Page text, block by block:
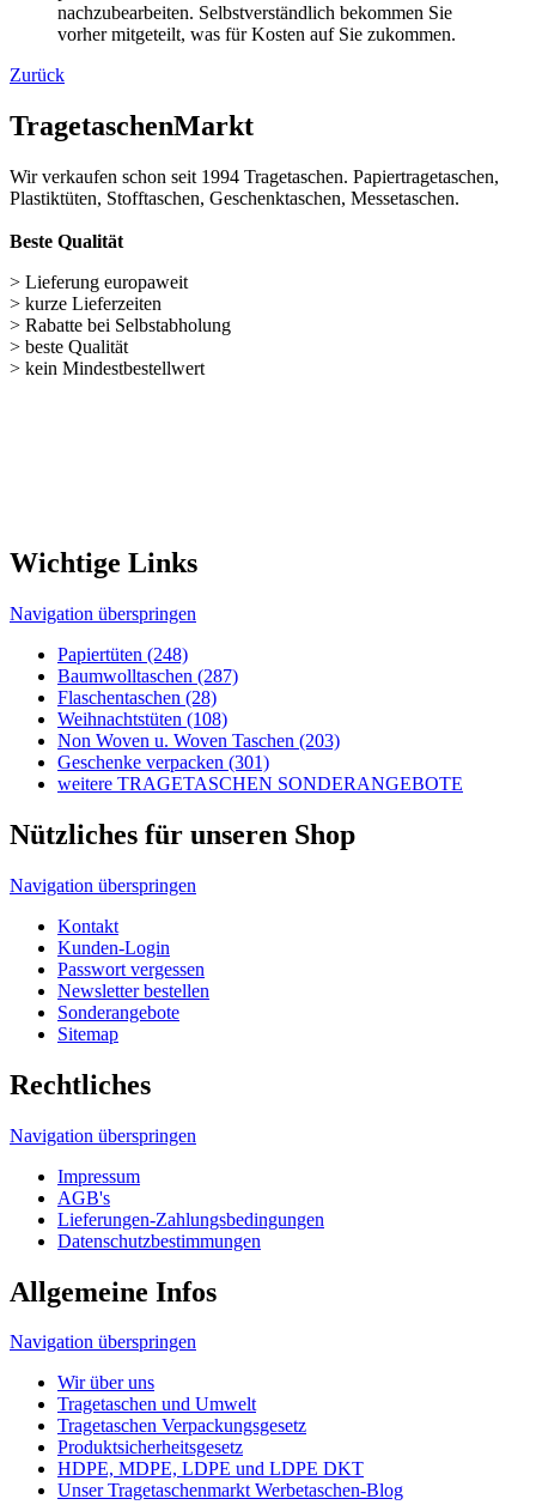
Wichtige Links
Navigation überspringen
Papiertüten (248)
Baumwolltaschen (287)
Flaschentaschen (28)
Weihnachts­tüten (108)
Non Woven u. Woven Taschen (203)
Geschenke verpacken (301)
Kunden-Login
Newsletter bestellen
Sitemap
Rechtliches
Navigation überspringen
Impressum
Lieferungen-Zahlungsbedingungen
Navigation überspringen
Wir über uns
Tragetaschen und Umwelt
Tragetaschen Verpackungsgesetz
HDPE, MDPE, LDPE und LDPE DKT
Druckverfahren
© 2026 Tragetaschenmarkt.de
from omn